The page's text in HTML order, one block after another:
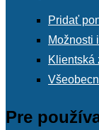
Pridať
Možnosti
Klientská
Pre